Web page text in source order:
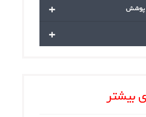
+ پوشش
+
بیشتر